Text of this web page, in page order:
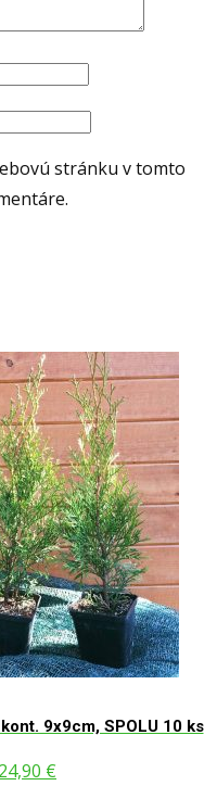
stránku v tomto
9x9cm, SPOLU 10 ks
Pôvodná
24,90 €